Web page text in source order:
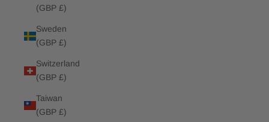
(GBP £)
Sweden
(GBP £)
Switzerland
(GBP £)
Taiwan
(GBP £)